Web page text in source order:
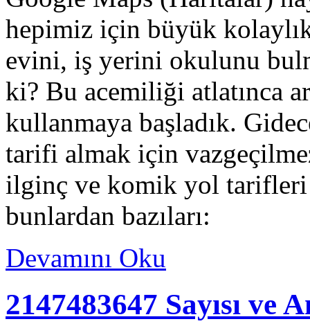
hepimiz için büyük
evini, iş yerini okulunu
ki? Bu acemiliği atlatınca
kullanmaya başladık.
tarifi almak için
ilginç ve komik yol tarifleri
bunlardan bazıları:
Devamını Oku
2147483647 Sayısı ve